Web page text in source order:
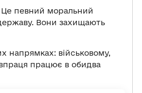
Це певний моральний
Вони захищають
напрямках: військовому,
працює в обидва